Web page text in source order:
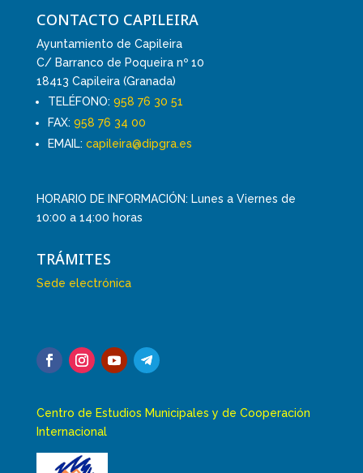
CONTACTO CAPILEIRA
Ayuntamiento de Capileira
C/ Barranco de Poqueira nº 10
18413 Capileira (Granada)
TELÉFONO: 958 76 30 51
FAX: 958 76 34 00
EMAIL: capileira@dipgra.es
HORARIO DE INFORMACIÓN: Lunes a Viernes de
10:00 a 14:00 horas
TRÁMITES
Sede electrónica
Centro de Estudios Municipales y de Cooperación
Internacional